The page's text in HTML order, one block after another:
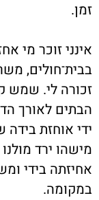
זמן.
אינני זוכר מי
בבית־חולים,
זכורה לי. שמש
הבתים לאורך
ידי אוחזת
מישהו ירד
אחיזתה בידי
במקומה.